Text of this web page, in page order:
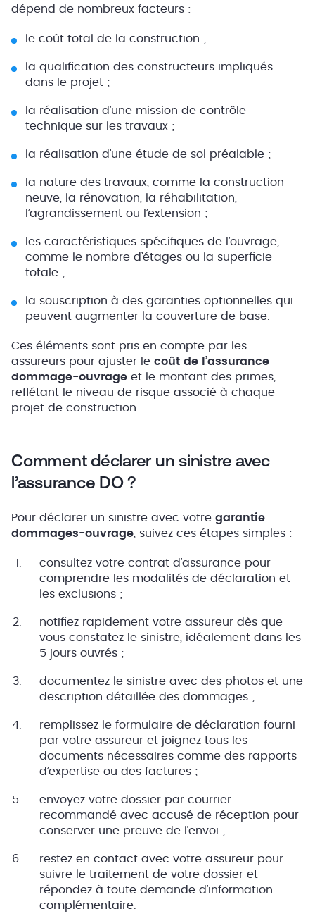
dépend de nombreux facteurs :
le coût total de la construction ;
la qualification des constructeurs impliqués
dans le projet ;
la réalisation d’une mission de contrôle
technique sur les travaux ;
la réalisation d’une étude de sol préalable ;
la nature des travaux, comme la construction
neuve, la rénovation, la réhabilitation,
l’agrandissement ou l’extension ;
les caractéristiques spécifiques de l’ouvrage,
comme le nombre d’étages ou la superficie
totale ;
la souscription à des garanties optionnelles qui
peuvent augmenter la couverture de base.
Ces éléments sont pris en compte par les
assureurs pour ajuster le coût de l’assurance
dommage-ouvrage et le montant des primes,
reflétant le niveau de risque associé à chaque
projet de construction.
Comment déclarer un sinistre avec
l’assurance DO ?
Pour déclarer un sinistre avec votre garantie
dommages-ouvrage, suivez ces étapes simples :
consultez votre contrat d’assurance pour
comprendre les modalités de déclaration et
les exclusions ;
notifiez rapidement votre assureur dès que
vous constatez le sinistre, idéalement dans les
5 jours ouvrés ;
documentez le sinistre avec des photos et une
description détaillée des dommages ;
remplissez le formulaire de déclaration fourni
par votre assureur et joignez tous les
documents nécessaires comme des rapports
d’expertise ou des factures ;
envoyez votre dossier par courrier
recommandé avec accusé de réception pour
conserver une preuve de l’envoi ;
restez en contact avec votre assureur pour
suivre le traitement de votre dossier et
répondez à toute demande d’information
complémentaire.